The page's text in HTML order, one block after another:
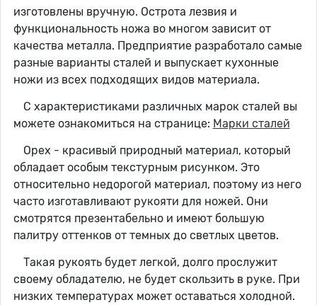
изготовлены вручную. Острота лезвия и
функциональность ножа во многом зависит от
качества металла. Предприятие разработало самые
разные варианты сталей и выпускает кухонные
ножи из всех подходящих видов материала.
С характеристиками различных марок сталей вы
можете ознакомиться на странице: Марки сталей
Орех - красивый природный материал, который
обладает особым текстурным рисунком. Это
относительно недорогой материал, поэтому из него
часто изготавливают рукояти для ножей. Они
смотрятся презентабельно и имеют большую
палитру оттенков от темных до светлых цветов.
Такая рукоять будет легкой, долго прослужит
своему обладателю, не будет скользить в руке. При
низких температурах может оставаться холодной.